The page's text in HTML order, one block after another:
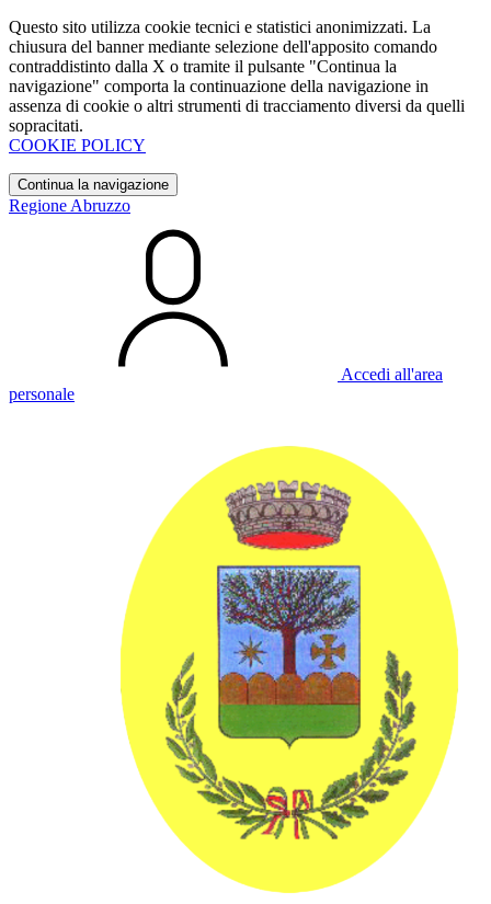
Questo sito utilizza cookie tecnici e statistici anonimizzati. La
chiusura del banner mediante selezione dell'apposito comando
contraddistinto dalla X o tramite il pulsante "Continua la
navigazione" comporta la continuazione della navigazione in
assenza di cookie o altri strumenti di tracciamento diversi da quelli
sopracitati.
COOKIE POLICY
Continua la navigazione
Regione Abruzzo
Accedi all'area
personale